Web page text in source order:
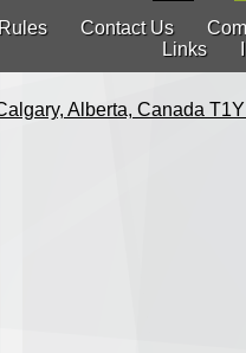
Contact Us
Links
Alberta, Canada